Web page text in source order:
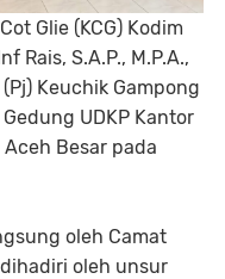
Glie (KCG) Kodim
Rais, S.A.P., M.P.A.,
Keuchik Gampong
UDKP Kantor
Besar pada
oleh Camat
oleh unsur